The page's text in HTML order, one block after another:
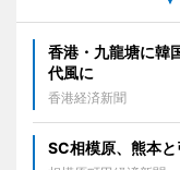
香港・九龍塘に
代風に
香港経済新聞
SC相模原、熊本